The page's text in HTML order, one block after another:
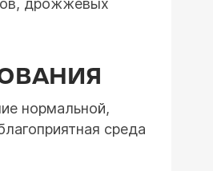
дрожжевых
нормальной,
среда